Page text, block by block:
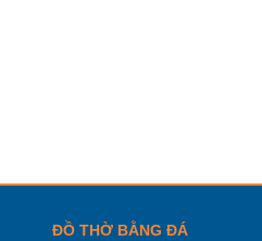
ĐỒ THỜ BẰNG ĐÁ